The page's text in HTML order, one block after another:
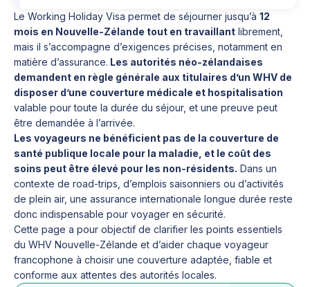
Le Working Holiday Visa permet de séjourner jusqu’à 12
mois en Nouvelle-Zélande tout en travaillant librement,
mais il s’accompagne d’exigences précises, notamment en
matière d’assurance. Les autorités néo-zélandaises
demandent en règle générale aux titulaires d’un WHV de
disposer d’une couverture médicale et hospitalisation
valable pour toute la durée du séjour, et une preuve peut
être demandée à l’arrivée.
Les voyageurs ne bénéficient pas de la couverture de
santé publique locale pour la maladie, et le coût des
soins peut être élevé pour les non-résidents. Dans un
contexte de road-trips, d’emplois saisonniers ou d’activités
de plein air, une assurance internationale longue durée reste
donc indispensable pour voyager en sécurité.
Cette page a pour objectif de clarifier les points essentiels
du WHV Nouvelle-Zélande et d’aider chaque voyageur
francophone à choisir une couverture adaptée, fiable et
conforme aux attentes des autorités locales.